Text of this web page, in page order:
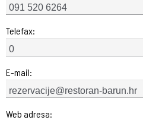
Telefax:
E-mail:
Web adresa: